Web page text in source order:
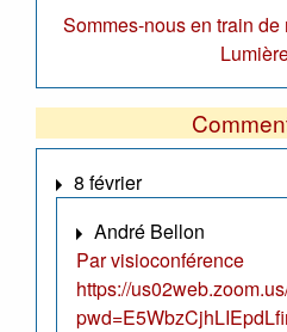
Sommes-nous en train de
8 février
André Bellon
Par visioconférence
https://